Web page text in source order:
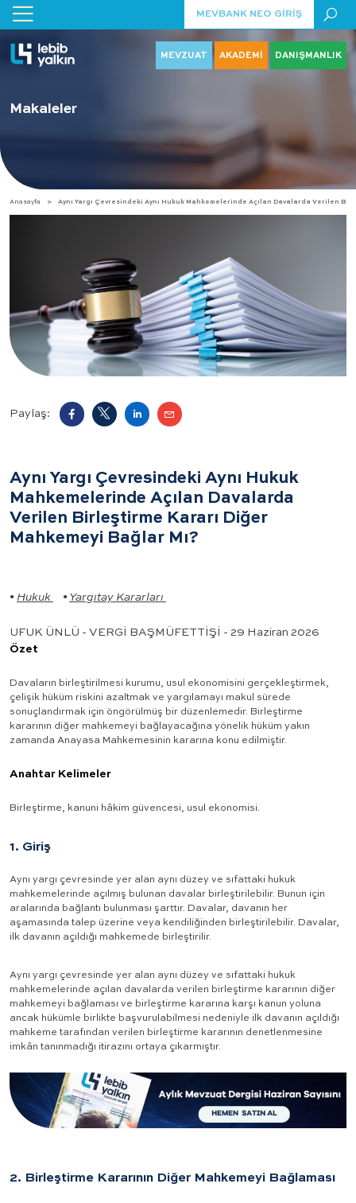
MEVBANK NEO GİRİŞ
MEVZUAT AKADEMİ DANIŞMANLIK
Makaleler
Anasayfa Aynı Yargı Çevresindeki Aynı Hukuk Mahkemelerinde Açılan Davalarda Verilen
Paylaş:
Aynı Yargı Çevresindeki Aynı Hukuk
Mahkemelerinde Açılan Davalarda
Verilen Birleştirme Kararı Diğer
Mahkemeyi Bağlar Mı?
• Hukuk • Yargıtay Kararları
UFUK ÜNLÜ - VERGİ BAŞMÜFETTİŞİ - 29 Haziran 2026
Özet
Davaların birleştirilmesi kurumu, usul ekonomisini gerçekleştirmek,
çelişik hüküm riskini azaltmak ve yargılamayı makul sürede
sonuçlandırmak için öngörülmüş bir düzenlemedir. Birleştirme
kararının diğer mahkemeyi bağlayacağına yönelik hüküm yakın
zamanda Anayasa Mahkemesinin kararına konu edilmiştir.
Anahtar Kelimeler
Birleştirme, kanuni hâkim güvencesi, usul ekonomisi.
1. Giriş
Aynı yargı çevresinde yer alan aynı düzey ve sıfattaki hukuk
mahkemelerinde açılmış bulunan davalar birleştirilebilir. Bunun için
aralarında bağlantı bulunması şarttır. Davalar, davanın her
aşamasında talep üzerine veya kendiliğinden birleştirilebilir. Davalar,
ilk davanın açıldığı mahkemede birleştirilir.
Aynı yargı çevresinde yer alan aynı düzey ve sıfattaki hukuk
mahkemelerinde açılan davalarda verilen birleştirme kararının diğer
mahkemeyi bağlaması ve birleştirme kararına karşı kanun yoluna
ancak hükümle birlikte başvurulabilmesi nedeniyle ilk davanın açıldığı
mahkeme tarafından verilen birleştirme kararının denetlenmesine
imkân tanınmadığı itirazını ortaya çıkarmıştır.
2. Birleştirme Kararının Diğer Mahkemeyi Bağlaması